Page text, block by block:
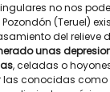
no nos
Pozondón (Teruel)
del relieve
unas
, celadas o
las conocidas como